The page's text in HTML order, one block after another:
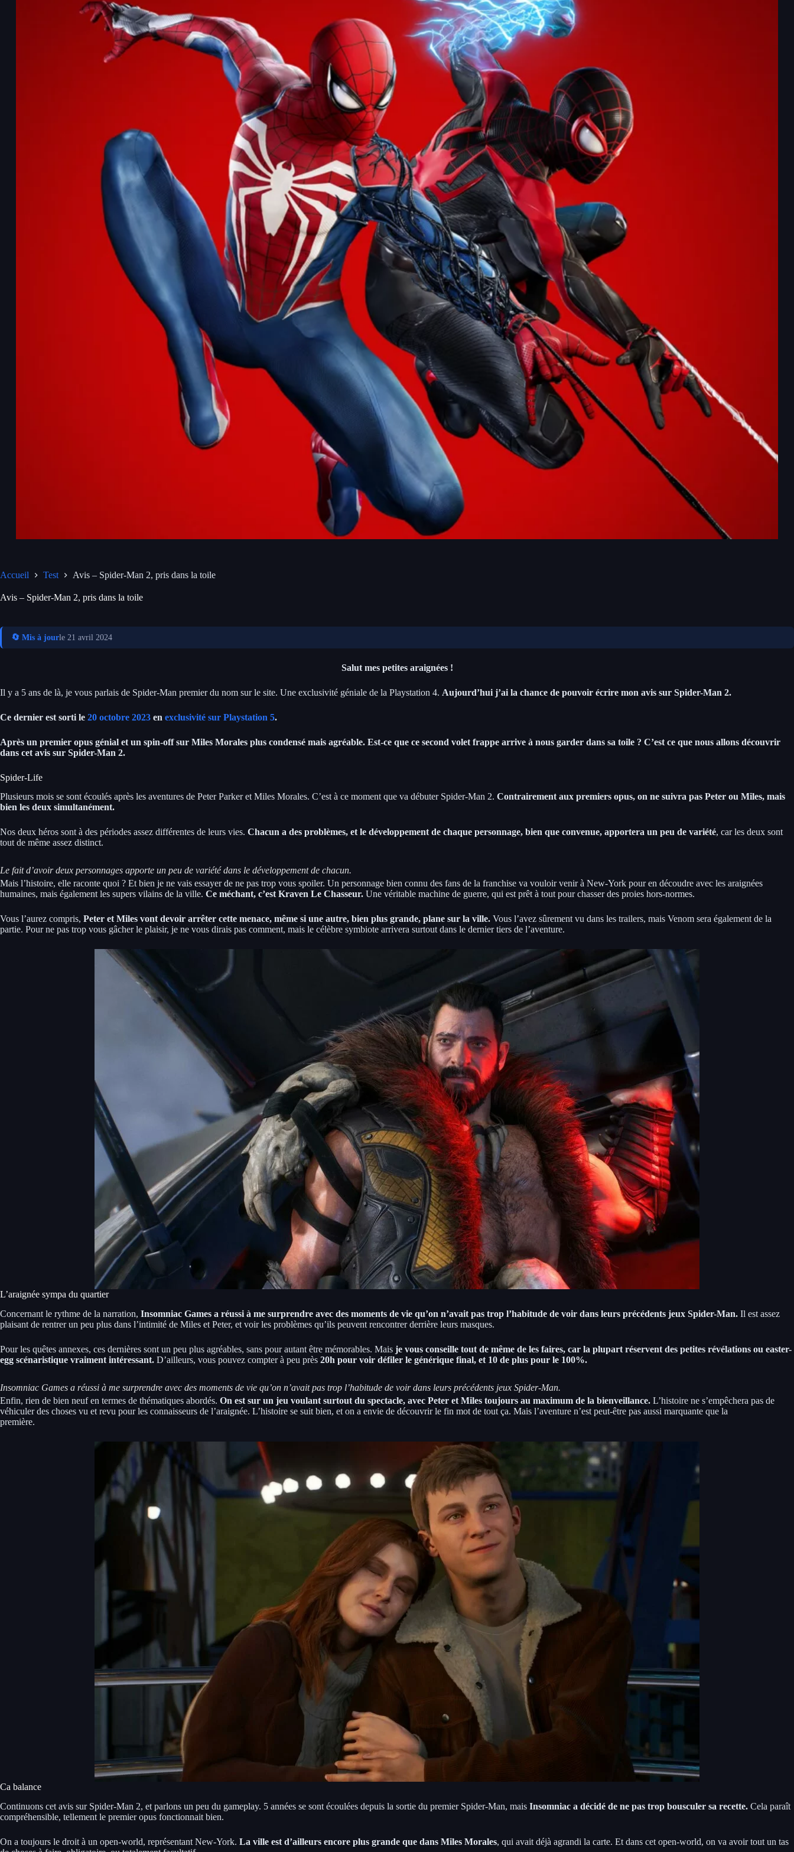
Accueil Test Avis – Spider-Man 2, pris dans la toile
Avis – Spider-Man 2, pris dans la toile
🔄 Mis à jourle 21 avril 2024
Salut mes petites araignées !
Il y a 5 ans de là, je vous parlais de Spider-Man premier du nom sur le site. Une exclusivité géniale de la Playstation 4. Aujourd’hui j’ai la chance de pouvoir écrire mon avis sur Spider-Man 2.
Ce dernier est sorti le 20 octobre 2023 en exclusivité sur Playstation 5.
Après un premier opus génial et un spin-off sur Miles Morales plus condensé mais agréable. Est-ce que ce second volet frappe arrive à nous garder dans sa toile ? C’est ce que nous allons découvrir
dans cet avis sur Spider-Man 2.
Spider-Life
Plusieurs mois se sont écoulés après les aventures de Peter Parker et Miles Morales. C’est à ce moment que va débuter Spider-Man 2. Contrairement aux premiers opus, on ne suivra pas Peter ou Miles, mais
bien les deux simultanément.
Nos deux héros sont à des périodes assez différentes de leurs vies. Chacun a des problèmes, et le développement de chaque personnage, bien que convenue, apportera un peu de variété, car les deux sont
tout de même assez distinct.
Le fait d’avoir deux personnages apporte un peu de variété dans le développement de chacun.
Mais l’histoire, elle raconte quoi ? Et bien je ne vais essayer de ne pas trop vous spoiler. Un personnage bien connu des fans de la franchise va vouloir venir à New-York pour en découdre avec les araignées
humaines, mais également les supers vilains de la ville. Ce méchant, c’est Kraven Le Chasseur. Une véritable machine de guerre, qui est prêt à tout pour chasser des proies hors-normes.
Vous l’aurez compris, Peter et Miles vont devoir arrêter cette menace, même si une autre, bien plus grande, plane sur la ville. Vous l’avez sûrement vu dans les trailers, mais Venom sera également de la
partie. Pour ne pas trop vous gâcher le plaisir, je ne vous dirais pas comment, mais le célèbre symbiote arrivera surtout dans le dernier tiers de l’aventure.
L’araignée sympa du quartier
Concernant le rythme de la narration, Insomniac Games a réussi à me surprendre avec des moments de vie qu’on n’avait pas trop l’habitude de voir dans leurs précédents jeux Spider-Man. Il est assez
plaisant de rentrer un peu plus dans l’intimité de Miles et Peter, et voir les problèmes qu’ils peuvent rencontrer derrière leurs masques.
Pour les quêtes annexes, ces dernières sont un peu plus agréables, sans pour autant être mémorables. Mais je vous conseille tout de même de les faires, car la plupart réservent des petites révélations ou easter-
egg scénaristique vraiment intéressant. D’ailleurs, vous pouvez compter à peu près 20h pour voir défiler le générique final, et 10 de plus pour le 100%.
Insomniac Games a réussi à me surprendre avec des moments de vie qu’on n’avait pas trop l’habitude de voir dans leurs précédents jeux Spider-Man.
Enfin, rien de bien neuf en termes de thématiques abordés. On est sur un jeu voulant surtout du spectacle, avec Peter et Miles toujours au maximum de la bienveillance. L’histoire ne s’empêchera pas de
véhiculer des choses vu et revu pour les connaisseurs de l’araignée. L’histoire se suit bien, et on a envie de découvrir le fin mot de tout ça. Mais l’aventure n’est peut-être pas aussi marquante que la
première.
Ca balance
Continuons cet avis sur Spider-Man 2, et parlons un peu du gameplay. 5 années se sont écoulées depuis la sortie du premier Spider-Man, mais Insomniac a décidé de ne pas trop bousculer sa recette. Cela paraît
compréhensible, tellement le premier opus fonctionnait bien.
On a toujours le droit à un open-world, représentant New-York. La ville est d’ailleurs encore plus grande que dans Miles Morales, qui avait déjà agrandi la carte. Et dans cet open-world, on va avoir tout un tas